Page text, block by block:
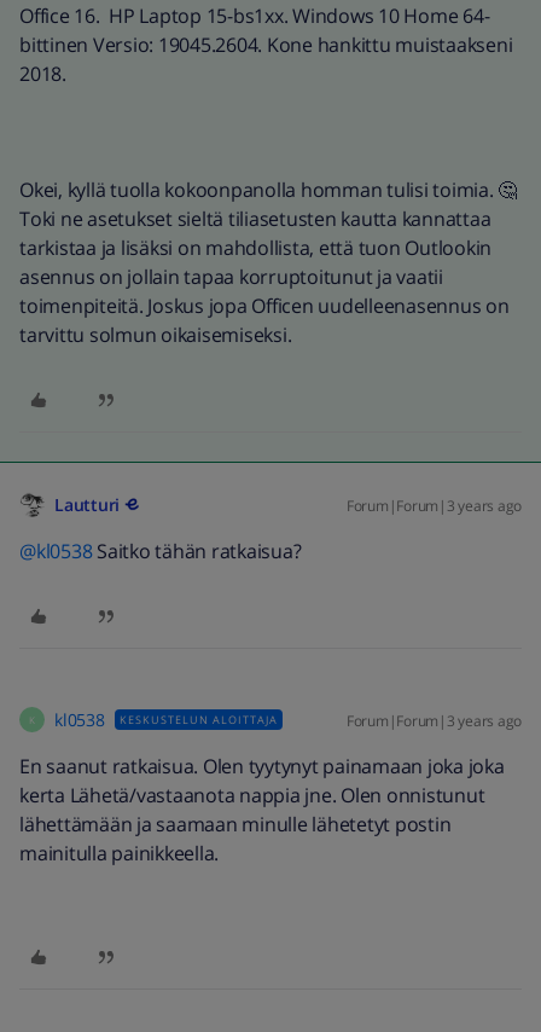
Office 16. HP Laptop 15-bs1xx. Windows 10 Home 64-
bittinen Versio: 19045.2604. Kone hankittu muistaakseni
2018.
Okei, kyllä tuolla kokoonpanolla homman tulisi toimia. 🤔
Toki ne asetukset sieltä tiliasetusten kautta kannattaa
tarkistaa ja lisäksi on mahdollista, että tuon Outlookin
asennus on jollain tapaa korruptoitunut ja vaatii
toimenpiteitä. Joskus jopa Officen uudelleenasennus on
tarvittu solmun oikaisemiseksi.
Lautturi Forum|Forum|3 years ago
@kl0538Saitko tähän ratkaisua?
K kl0538 KESKUSTELUN ALOITTAJA Forum|Forum|3 years ago
En saanut ratkaisua. Olen tyytynyt painamaan joka joka
kerta Lähetä/vastaanota nappia jne. Olen onnistunut
lähettämään ja saamaan minulle lähetetyt postin
mainitulla painikkeella.